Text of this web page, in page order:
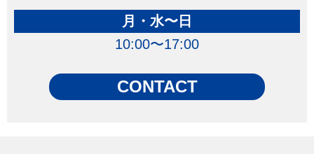
月・水〜日
10:00〜17:00
CONTACT